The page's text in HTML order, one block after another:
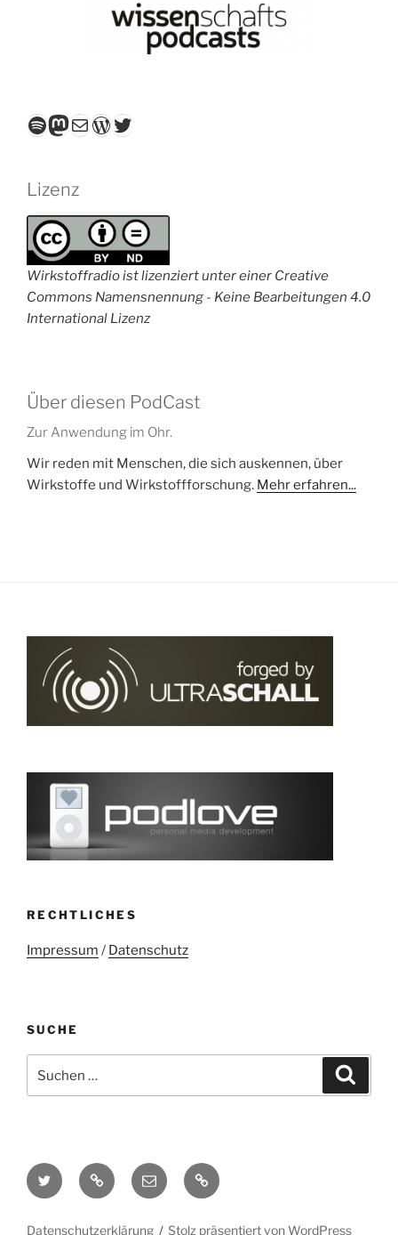
Spotify
Mastodon
E-MailWordPress
Twitter
Lizenz
Wirkstoffradio ist lizenziert unter einer Creative
Commons Namensnennung - Keine Bearbeitungen 4.0
International Lizenz
Über diesen PodCast
Zur Anwendung im Ohr.
Wir reden mit Menschen, die sich auskennen, über
Wirkstoffe und Wirkstoffforschung. Mehr erfahren...
RECHTLICHES
Impressum / Datenschutz
SUCHE
nach:
Twitter Mastodon
E-
Mail
Kontakt
Datenschutzerklärung Stolz präsentiert von WordPress